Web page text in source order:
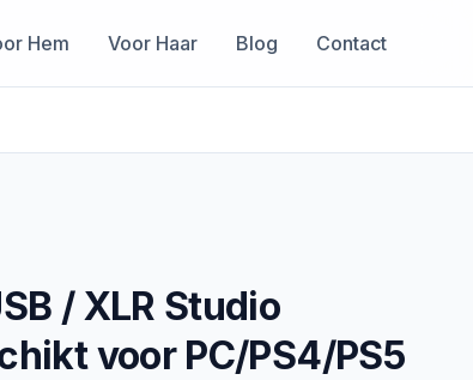
Hem Voor Haar Blog Contact
/ XLR Studio
voor PC/PS4/PS5